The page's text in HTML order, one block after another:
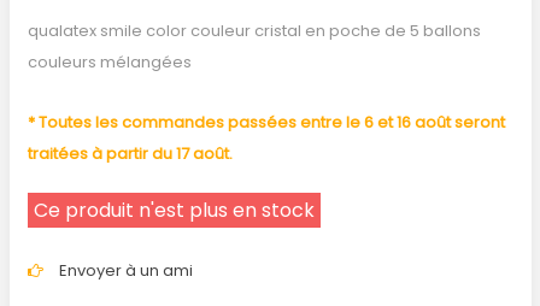
qualatex smile color couleur cristal en poche de 5 ballons
couleurs mélangées
* Toutes les commandes passées entre le 6 et 16 août seront
traitées à partir du 17 août.
Ce produit n'est plus en stock
Envoyer à un ami